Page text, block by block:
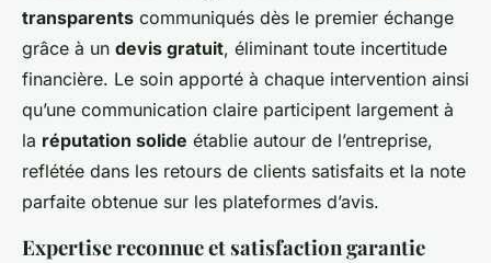
transparents communiqués dès le premier échange
grâce à un devis gratuit, éliminant toute incertitude
financière. Le soin apporté à chaque intervention ainsi
qu’une communication claire participent largement à
la réputation solide établie autour de l’entreprise,
reflétée dans les retours de clients satisfaits et la note
parfaite obtenue sur les plateformes d’avis.
Expertise reconnue et satisfaction garantie